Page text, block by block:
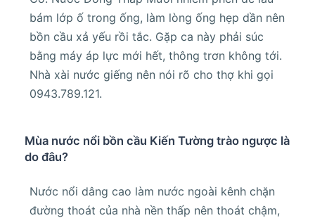
bám lớp ố trong ống, làm lòng ống hẹp dần nên
bồn cầu xả yếu rồi tắc. Gặp ca này phải súc
bằng máy áp lực mới hết, thông trơn không tới.
Nhà xài nước giếng nên nói rõ cho thợ khi gọi
0943.789.121.
Mùa nước nổi bồn cầu Kiến Tường trào ngược là
do đâu?
Nước nổi dâng cao làm nước ngoài kênh chặn
đường thoát của nhà nền thấp nên thoát chậm,